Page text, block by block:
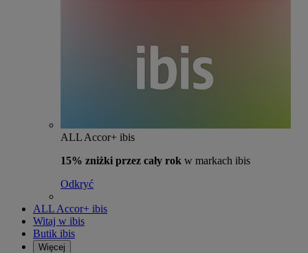
ALL Accor+ ibis
15% zniżki przez cały rok w markach ibis
Odkryć
ALL Accor+ ibis
Witaj w ibis
Butik ibis
Więcej